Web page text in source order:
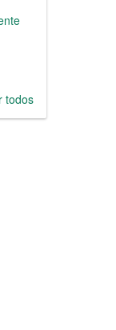
todos